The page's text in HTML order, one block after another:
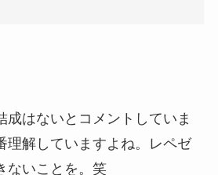
成はないとコメントしていま
理解していますよね。レペゼ
ないことを。笑